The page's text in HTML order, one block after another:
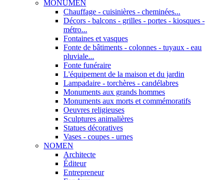
MONUMEN
Chauffage - cuisinières - cheminées...
Décors - balcons - grilles - portes - kiosques -
métro...
Fontaines et vasques
Fonte de bâtiments - colonnes - tuyaux - eau
pluviale...
Fonte funéraire
L'équipement de la maison et du jardin
Lampadaire - torchères - candélabres
Monuments aux grands hommes
Monuments aux morts et commémoratifs
Oeuvres religieuses
Sculptures animalières
Statues décoratives
Vases - coupes - urnes
NOMEN
Architecte
Éditeur
Entrepreneur